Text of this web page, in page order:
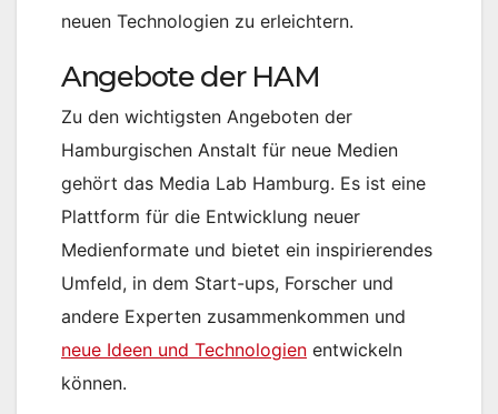
neuen Technologien zu erleichtern.
Angebote der HAM
Zu den wichtigsten Angeboten der
Hamburgischen Anstalt für neue Medien
gehört das Media Lab Hamburg. Es ist eine
Plattform für die Entwicklung neuer
Medienformate und bietet ein inspirierendes
Umfeld, in dem Start-ups, Forscher und
andere Experten zusammenkommen und
neue Ideen und Technologien entwickeln
können.